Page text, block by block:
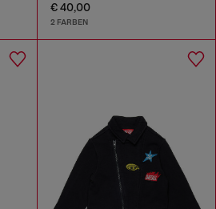
€ 40,00
2 FARBEN